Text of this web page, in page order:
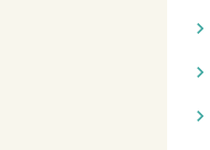
chevron_right
chevron_right
chevron_right